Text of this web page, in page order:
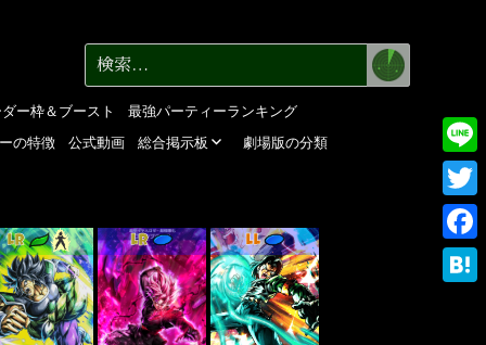
ー枠＆ブースト
最強パーティーランキング
の特徴
公式動画 総合掲示板 劇場版の分類
LR LR LL
Line
検
索:
検
索